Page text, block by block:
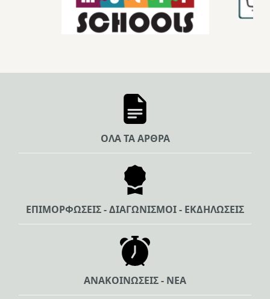
ΟΛΑ ΤΑ ΑΡΘΡΑ
ΕΠΙΜΟΡΦΩΣΕΙΣ - ΔΙΑΓΩΝΙΣΜΟΙ - ΕΚΔΗΛΩΣΕΙΣ
ΑΝΑΚΟΙΝΩΣΕΙΣ - ΝΕΑ